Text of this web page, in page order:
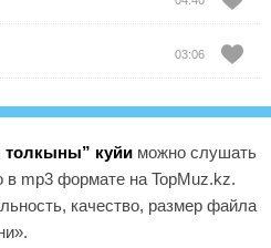
03:06
толкыны” куйи можно слушать
в mp3 формате на TopMuz.kz.
качество, размер файла